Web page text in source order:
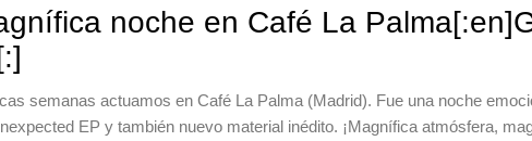
noche en Café La
semanas actuamos en Café La Palma (Madrid). Fue una noche
EP y también nuevo material inédito. ¡Magnífica atmósfera,